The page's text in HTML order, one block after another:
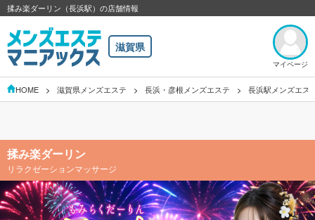
揉み楽ダーリン（長浜駅）の店舗情報
滋賀県
マイページ
HOME 滋賀県メンズエステ 長浜・彦根メンズエステ 長浜駅メンズエス
揉み楽ダーリン
リラクゼーションマッサージ